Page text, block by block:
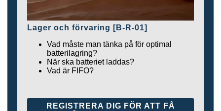
Lager och förvaring [B-R-01]
Vad måste man tänka på för optimal
batterilagring?
När ska batteriet laddas?
Vad är FIFO?
REGISTRERA DIG FÖR ATT FÅ